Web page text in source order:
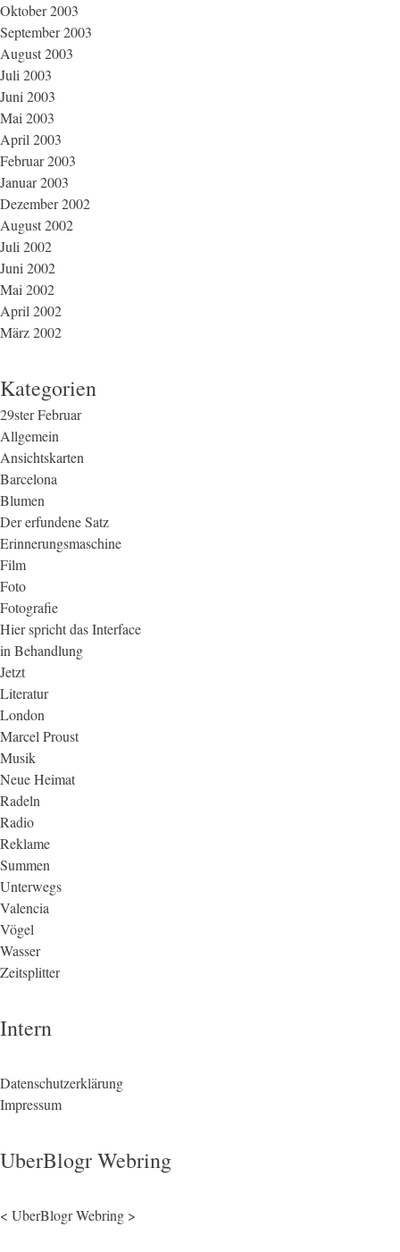
Oktober 2003
September 2003
August 2003
Juli 2003
Juni 2003
Mai 2003
April 2003
Februar 2003
Januar 2003
Dezember 2002
August 2002
Juli 2002
Juni 2002
Mai 2002
April 2002
März 2002
Kategorien
29ster Februar
Allgemein
Ansichtskarten
Barcelona
Blumen
Der erfundene Satz
Erinnerungsmaschine
Film
Foto
Fotografie
Hier spricht das Interface
in Behandlung
Jetzt
Literatur
London
Marcel Proust
Musik
Neue Heimat
Radeln
Radio
Reklame
Summen
Unterwegs
Valencia
Vögel
Wasser
Zeitsplitter
Intern
Datenschutzerklärung
Impressum
UberBlogr Webring
< UberBlogr Webring >